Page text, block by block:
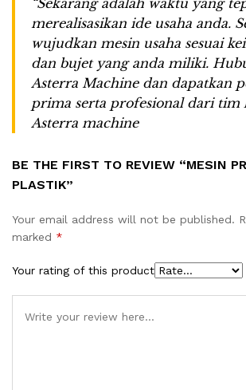
“Sekarang adalah waktu yang
merealisasikan ide usaha anda.
wujudkan mesin usaha sesuai
dan bujet yang anda miliki.
Asterra Machine dan dapatkan
prima serta profesional dari tim
Asterra machine
BE THE FIRST TO REVIEW “MESIN
PLASTIK”
Your email address will not be published.
marked *
Your rating of this product